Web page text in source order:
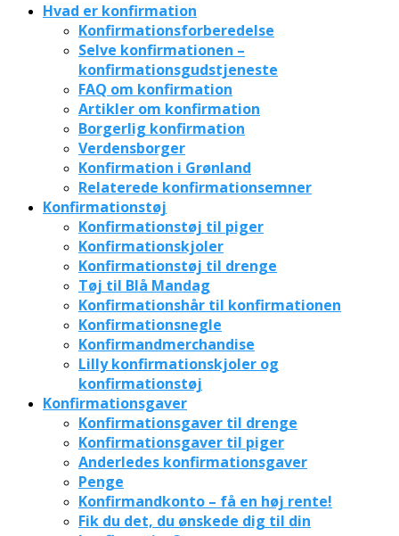
Hvad er konfirmation
Konfirmationsforberedelse
Selve konfirmationen –
konfirmationsgudstjeneste
FAQ om konfirmation
Artikler om konfirmation
Borgerlig konfirmation
Verdensborger
Konfirmation i Grønland
Relaterede konfirmationsemner
Konfirmationstøj
Konfirmationstøj til piger
Konfirmationskjoler
Konfirmationstøj til drenge
Tøj til Blå Mandag
Konfirmationshår til konfirmationen
Konfirmationsnegle
Konfirmandmerchandise
Lilly konfirmationskjoler og
konfirmationstøj
Konfirmationsgaver
Konfirmationsgaver til drenge
Konfirmationsgaver til piger
Anderledes konfirmationsgaver
Penge
Konfirmandkonto – få en høj rente!
Fik du det, du ønskede dig til din